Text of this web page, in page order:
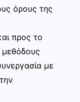
όρους της
προς το
με